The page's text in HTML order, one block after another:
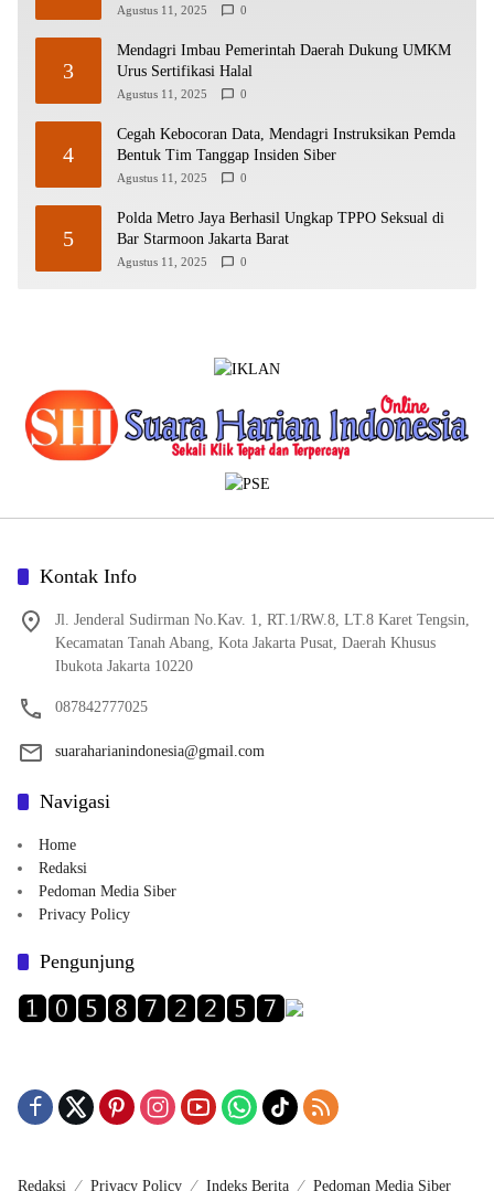
Agustus 11, 2025 0
3
Mendagri Imbau Pemerintah Daerah Dukung UMKM
Urus Sertifikasi Halal
Agustus 11, 2025 0
4
Cegah Kebocoran Data, Mendagri Instruksikan Pemda
Bentuk Tim Tanggap Insiden Siber
Agustus 11, 2025 0
5
Polda Metro Jaya Berhasil Ungkap TPPO Seksual di
Bar Starmoon Jakarta Barat
Agustus 11, 2025 0
Kontak Info
Jl. Jenderal Sudirman No.Kav. 1, RT.1/RW.8, LT.8 Karet Tengsin,
Kecamatan Tanah Abang, Kota Jakarta Pusat, Daerah Khusus
Ibukota Jakarta 10220
087842777025
suaraharianindonesia@gmail.com
Navigasi
Home
Redaksi
Pedoman Media Siber
Privacy Policy
Pengunjung
Redaksi Privacy Policy Indeks Berita Pedoman Media Siber